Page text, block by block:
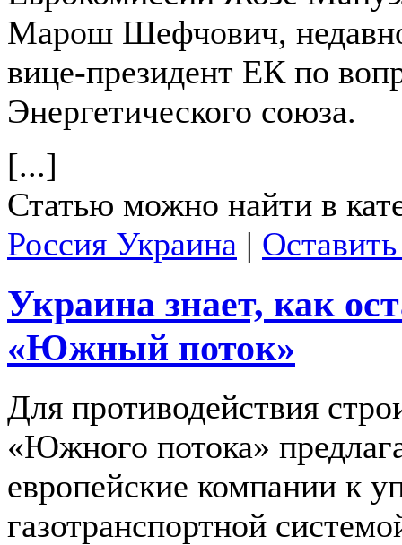
Марош Шефчович,
вице-президент ЕК по
Энергетического союза.
[...]
Статью можно найти в
Россия Украина |
Украина знает, как
«Южный поток»
Для противодействия
«Южного потока»
европейские компании к
газотранспортной